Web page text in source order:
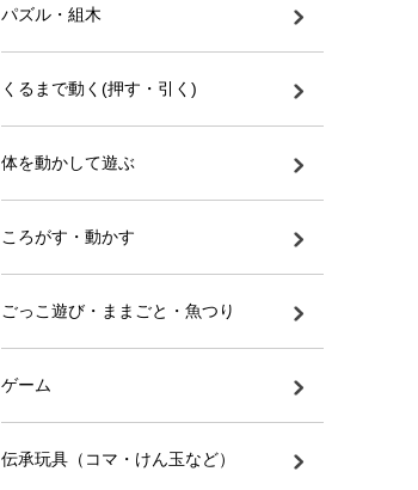
パズル・組木
くるまで動く(押す・引く)
体を動かして遊ぶ
ころがす・動かす
ごっこ遊び・ままごと・魚つり
ゲーム
伝承玩具（コマ・けん玉など）